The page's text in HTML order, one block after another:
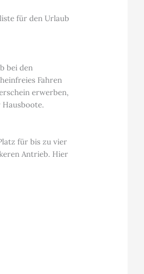
für den Urlaub
bei den
Fahren
erwerben,
für bis zu vier
Antrieb. Hier